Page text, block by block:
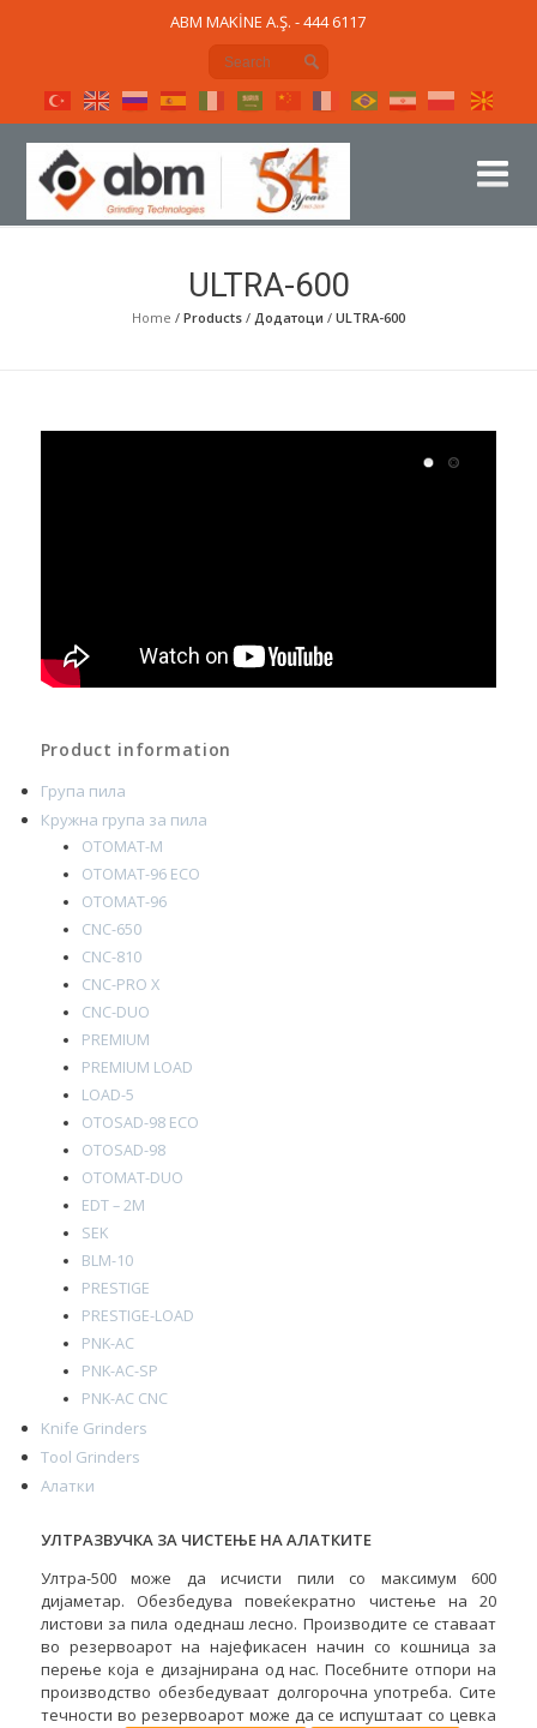
ABM MAKİNE A.Ş. - 444 6117
ULTRA-600
Home / Products/ Додатоци / ULTRA-600
Product information
Група пила
Кружна група за пила
OTOMAT-M
OTOMAT-96 ECO
OTOMAT-96
CNC-650
CNC-810
CNC-PRO X
CNC-DUO
PREMIUM
PREMIUM LOAD
LOAD-5
OTOSAD-98 ECO
OTOSAD-98
OTOMAT-DUO
EDT – 2M
SEK
BLM-10
PRESTIGE
PRESTIGE-LOAD
PNK-AC
PNK-AC-SP
PNK-AC CNC
Knife Grinders
Tool Grinders
Алатки
УЛТРАЗВУЧКА ЗА ЧИСТЕЊЕ НА АЛАТКИТЕ
Ултра-500 може да исчисти пили со максимум 600
дијаметар. Обезбедува повеќекратно чистење на 20
листови за пила одеднаш лесно. Производите се ставаат
во резервоарот на најефикасен начин со кошница за
перење која е дизајнирана од нас. Посебните отпори на
производство обезбедуваат долгорочна употреба. Сите
течности во резервоарот може да се испуштаат со цевка